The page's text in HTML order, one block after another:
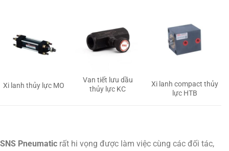
Xi lanh thủy lực MO
Van tiết lưu dầu
thủy lực KC
Xi lanh compact thủy
lực HTB
SNS Pneumatic rất hi vọng được làm việc cùng các đối tác,